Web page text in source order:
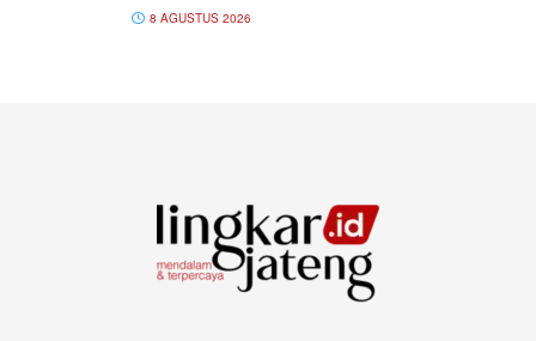
8 AGUSTUS 2026